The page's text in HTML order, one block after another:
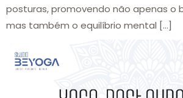
posturas, promovendo não apenas o
mas também o equilíbrio mental […]